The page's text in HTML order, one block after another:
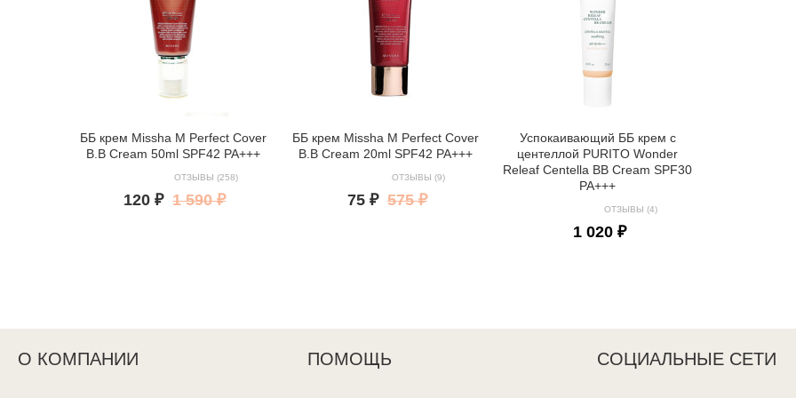
ББ крем Missha M Perfect Cover
B.B Cream 50ml SPF42 PA+++
ОТЗЫВЫ (258)
120 ₽ 1 590 ₽
ББ крем Missha M Perfect Cover
B.B Cream 20ml SPF42 PA+++
ОТЗЫВЫ (9)
75 ₽ 575 ₽
Успокаивающий ББ крем с
центеллой PURITO Wonder
Releaf Centella BB Cream SPF30
PA+++
ОТЗЫВЫ (4)
1 020 ₽
О КОМПАНИИ ПОМОЩЬ СОЦИАЛЬНЫЕ СЕТИ